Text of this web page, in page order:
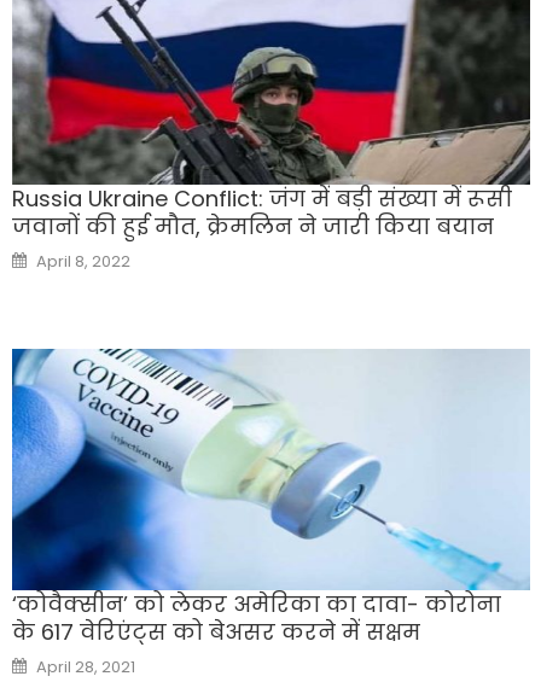
Russia Ukraine Conflict: जंग में बड़ी संख्या में रूसी
जवानों की हुई मौत, क्रेमलिन ने जारी किया बयान
Posted
on
April 8, 2022
‘कोवैक्सीन’ को लेकर अमेरिका का दावा- कोरोना
के 617 वेरिएंट्स को बेअसर करने में सक्षम
Posted
on
April 28, 2021